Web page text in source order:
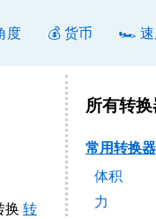
度 💰 货币 🏎️ 速
换 转
所有转换
常用转换器
体积
力